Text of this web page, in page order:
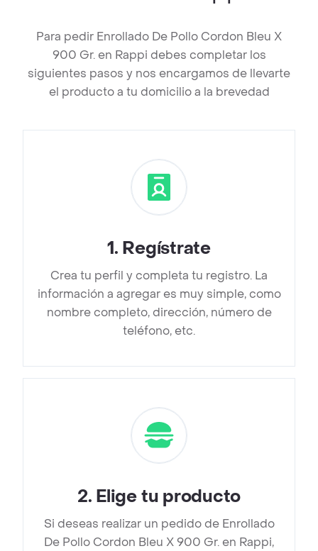
Para pedir Enrollado De Pollo Cordon Bleu X
900 Gr. en Rappi debes completar los
siguientes pasos y nos encargamos de llevarte
el producto a tu domicilio a la brevedad
1. Regístrate
Crea tu perfil y completa tu registro. La
información a agregar es muy simple, como
nombre completo, dirección, número de
teléfono, etc.
2. Elige tu producto
Si deseas realizar un pedido de Enrollado
De Pollo Cordon Bleu X 900 Gr. en Rappi,